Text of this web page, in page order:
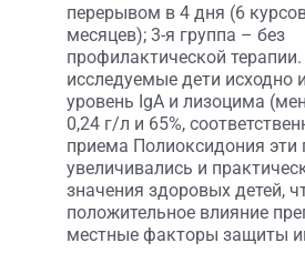
перерывом в 4 дня (6
месяцев); 3-я группа – без
профилактической терапии.
исследуемые дети исходно
уровень IgA и лизоцима
0,24 г/л и 65%,
приема Полиоксидония эти
увеличивались и
значения здоровых детей,
положительное влияние
местные факторы защиты